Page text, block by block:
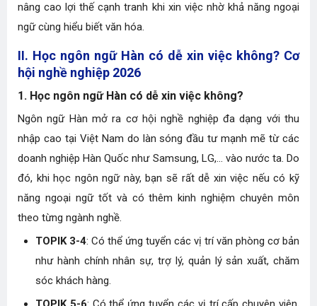
nâng cao lợi thế cạnh tranh khi xin việc nhờ khả năng ngoại
ngữ cùng hiểu biết văn hóa.
II. Học ngôn ngữ Hàn có dễ xin việc không? Cơ
hội nghề nghiệp 2026
1. Học ngôn ngữ Hàn có dễ xin việc không?
Ngôn ngữ Hàn mở ra cơ hội nghề nghiệp đa dạng với thu
nhập cao tại Việt Nam do làn sóng đầu tư mạnh mẽ từ các
doanh nghiệp Hàn Quốc như Samsung, LG,... vào nước ta. Do
đó, khi học ngôn ngữ này, bạn sẽ rất dễ xin việc nếu có kỹ
năng ngoại ngữ tốt và có thêm kinh nghiệm chuyên môn
theo từng ngành nghề.
TOPIK 3-4: Có thể ứng tuyển các vị trí văn phòng cơ bản
như hành chính nhân sự, trợ lý, quản lý sản xuất, chăm
sóc khách hàng.